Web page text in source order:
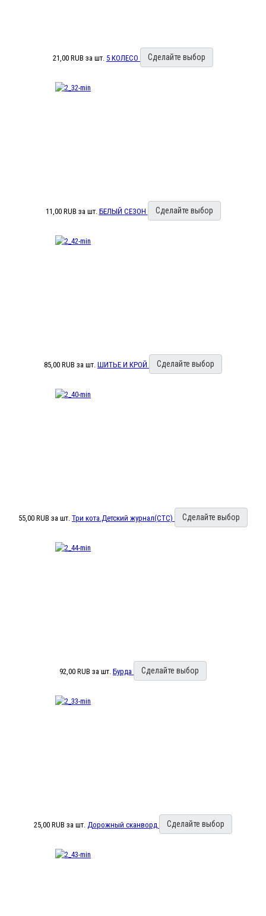
21,00 RUB за шт. 5 КОЛЕСО Сделайте выбор
11,00 RUB за шт. БЕЛЫЙ СЕЗОН Сделайте выбор
85,00 RUB за шт. ШИТЬЕ И КРОЙ Сделайте выбор
55,00 RUB за шт. Три кота.Детский журнал(СТС) Сделайте выбор
92,00 RUB за шт. Бурда Сделайте выбор
25,00 RUB за шт. Дорожный сканворд Сделайте выбор